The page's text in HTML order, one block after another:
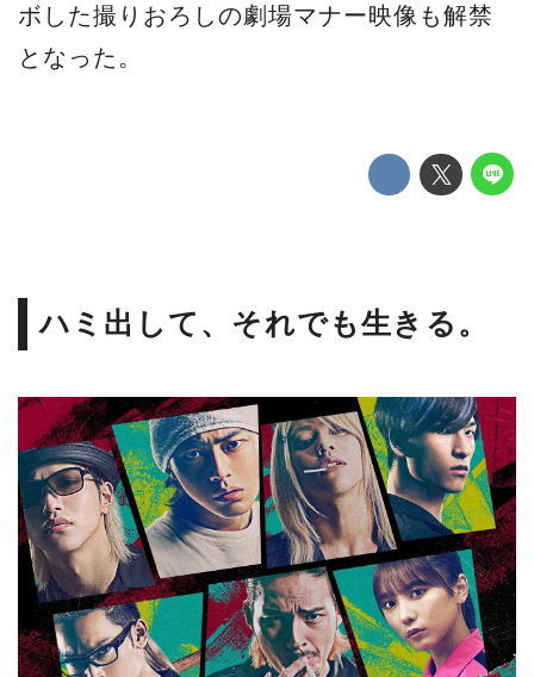
ボした撮りおろしの劇場マナー映像も解禁
となった。
ハミ出して、それでも生きる。